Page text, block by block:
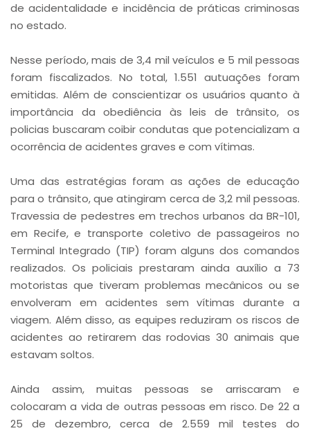
de acidentalidade e incidência de práticas criminosas
no estado.
Nesse período, mais de 3,4 mil veículos e 5 mil pessoas
foram fiscalizados. No total, 1.551 autuações foram
emitidas. Além de conscientizar os usuários quanto à
importância da obediência às leis de trânsito, os
policias buscaram coibir condutas que potencializam a
ocorrência de acidentes graves e com vítimas.
Uma das estratégias foram as ações de educação
para o trânsito, que atingiram cerca de 3,2 mil pessoas.
Travessia de pedestres em trechos urbanos da BR-101,
em Recife, e transporte coletivo de passageiros no
Terminal Integrado (TIP) foram alguns dos comandos
realizados. Os policiais prestaram ainda auxílio a 73
motoristas que tiveram problemas mecânicos ou se
envolveram em acidentes sem vítimas durante a
viagem. Além disso, as equipes reduziram os riscos de
acidentes ao retirarem das rodovias 30 animais que
estavam soltos.
Ainda assim, muitas pessoas se arriscaram e
colocaram a vida de outras pessoas em risco. De 22 a
25 de dezembro, cerca de 2.559 mil testes do